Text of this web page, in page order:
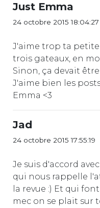
Just Emma
24 octobre 2015 18:04:27
J'aime trop ta
trois gateaux, en
Sinon, ça devait
J'aime bien les
Emma <3
Jad
24 octobre 2015 17:55:19
Je suis d'accord
qui nous rappelle
la revue :) Et qui
mec on se plait sur